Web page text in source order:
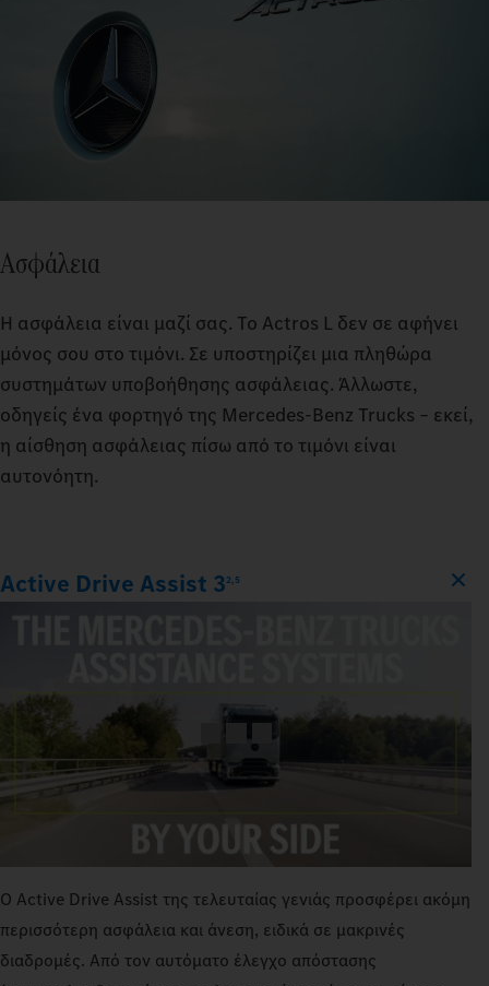
Ασφάλεια
Η ασφάλεια είναι μαζί σας. Το Actros L δεν σε αφήνει
μόνος σου στο τιμόνι. Σε υποστηρίζει μια πληθώρα
συστημάτων υποβοήθησης ασφάλειας. Άλλωστε,
οδηγείς ένα φορτηγό της Mercedes‑Benz Trucks – εκεί,
η αίσθηση ασφάλειας πίσω από το τιμόνι είναι
αυτονόητη.
Active Drive Assist 3 2,5
Ο Active Drive Assist της τελευταίας γενιάς προσφέρει ακόμη
περισσότερη ασφάλεια και άνεση, ειδικά σε μακρινές
διαδρομές. Από τον αυτόματο έλεγχο απόστασης